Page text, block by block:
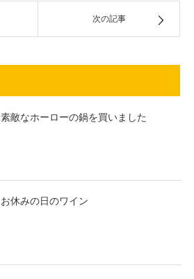
次の記事
素敵なホーローの鍋を買いました
お休みの日のワイン